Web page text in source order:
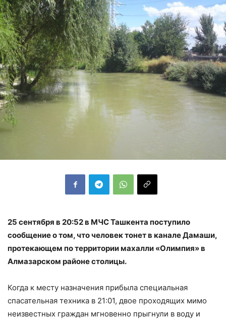
25 сентября в 20:52 в МЧС Ташкента поступило
сообщение о том, что человек тонет в канале Дамаши,
протекающем по территории махалли «Олимпия» в
Алмазарском районе столицы.
Когда к месту назначения прибыла специальная
спасательная техника в 21:01, двое проходящих мимо
неизвестных граждан мгновенно прыгнули в воду и